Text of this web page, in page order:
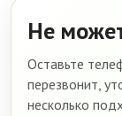
Не
Оставьте
перезвонит,
несколько